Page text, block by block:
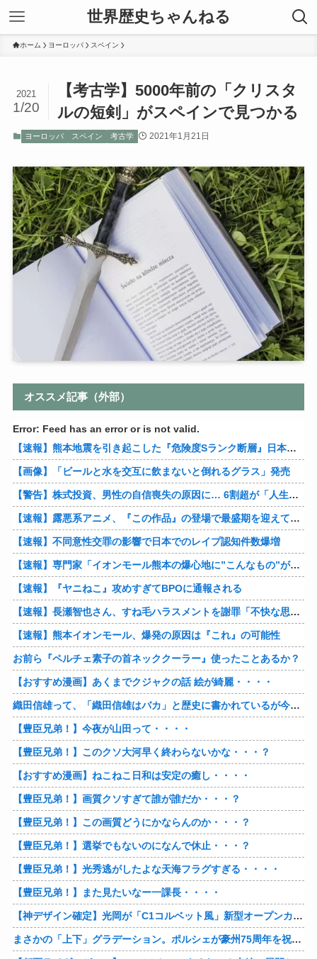
世界歴史ちゃんねる
ホーム ヨーロッパ スペイン
【考古学】5000年前の「クリスタ
ルの短剣」がスペインで見つかる
2021
1/20
ヨーロッパ スペイン 考古学 2021年1月21日
オススメ記事（外部）
Error: Feed has an error or is not valid.
【速報】熊本地震を引き起こした『危険度Sランク断層』日本のド真ん中に10カ所もあると判明
【画像】「ビールと水を交互に飲まないと倒れるグラス」発売
【警告】株式投資、男性の自信喪失の原因に… 6割超が「人生の敗者」自認
【速報】露悪系アニメ、『この作品』の登場で最盛期を迎えてしまう…
【速報】不同意性交罪の影響で日本でのレイプ認知件数爆増
【速報】専門家「イオンモール熊本の爆心地に”こんなもの”があったんだけど…」
【速報】『ヤニねこ』攻めすぎてBPOに通報される
【速報】長瀬智也さん、すね毛ハラスメントを謝罪「不快な思いをさせて申し訳ありませんでした」
【速報】熊本イオンモール、爆発の原因は『これ』の可能性
お前ら『ペルチェ素子の首ネッククーラー』使ったことあるか？
【おすすめ漫画】あくまでクジャクの話 絵が綺麗・・・・
織田信雄って、「織田信雄はバカ」と歴史に書かれているが今まで家が残っているんでバカではないよな？
【豊臣兄弟！】今夜が山田って・・・・
【豊臣兄弟！】このクソ大河早く終わらないかな・・・？
【おすすめ漫画】ねこねこ日和は安定の癒し・・・・
【豊臣兄弟！】画質クソすぎて誰が誰だか・・・？
【豊臣兄弟！】この画質どうにかならんのか・・・？
【豊臣兄弟！】選挙でもないのになんで休止・・・？
【豊臣兄弟！】光秀逃がしたよな天海フラグすぎる・・・・
【豊臣兄弟！】また見たいなー一課長・・・・
【神デザイン確定】光岡が「C1コルベット風」新型オープンカーの最新ティーザー画像を公開、マツダ・ロードスターの信頼性にレトロな外観がドッキング
まさかの「上下」グラデーション。ポルシェが豪州75周年を祝う特別モデル「911 Turbo S Land Down Under」を発表、1951年の「見果てぬ夢」が内外装に再現